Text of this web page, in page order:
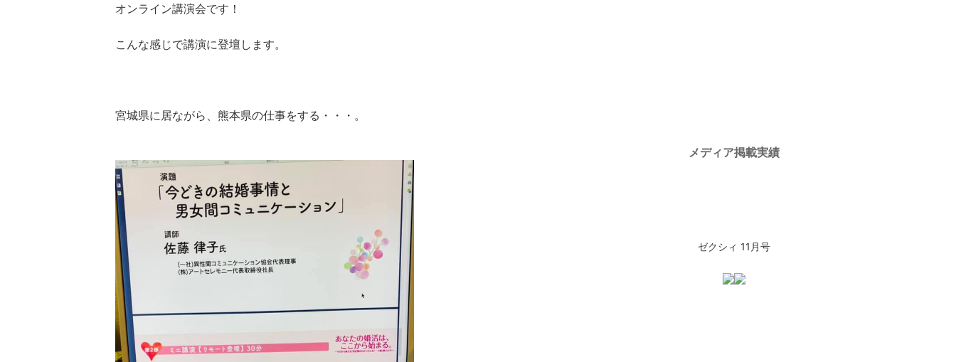
オンライン講演会です！
こんな感じで講演に登壇します。
宮城県に居ながら、熊本県の仕事をする・・・。
メディア掲載実績
ゼクシィ 11月号